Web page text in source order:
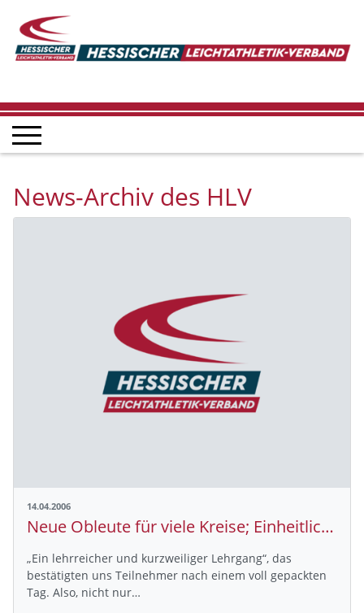
News-Archiv des HLV
14.04.2006
Neue Obleute für viele Kreise; Einheitliche Ausbildung für mehr Qualität
„Ein lehrreicher und kurzweiliger Lehrgang“, das
bestätigten uns Teilnehmer nach einem voll gepackten
Tag. Also, nicht nur…